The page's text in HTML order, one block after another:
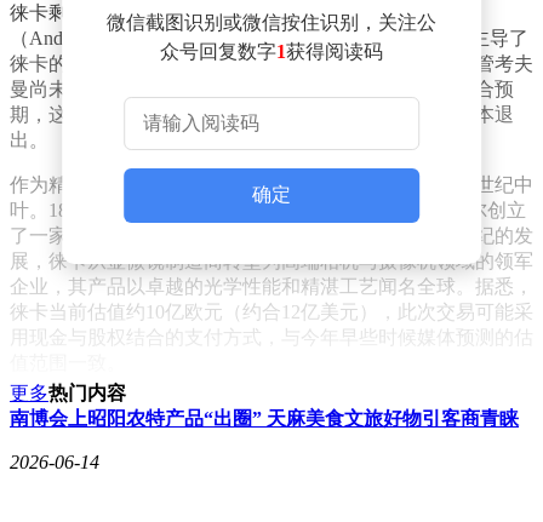
徕卡剩余55%股份由奥地利亿万富翁安德烈亚斯·考夫曼
（Andreas Kaufmann）家族持有。2012年，考夫曼家族主导了
徕卡的私有化进程，继承了这家企业的大部分股权。尽管考夫
曼尚未公开表态出售意向，但内部消息显示，若报价符合预
期，这位执掌徕卡十余年的企业家愿套现离场，实现资本退
出。
作为精密光学领域的标杆品牌，徕卡的历史可追溯至19世纪中
叶。1869年，恩斯特·莱茨（Ernst Leitz）在德国韦茨拉尔创立
了一家显微镜作坊，这便是徕卡的前身。经过一个多世纪的发
展，徕卡从显微镜制造商转型为高端相机与摄像机领域的领军
企业，其产品以卓越的光学性能和精湛工艺闻名全球。据悉，
徕卡当前估值约10亿欧元（约合12亿美元），此次交易可能采
用现金与股权结合的支付方式，与今年早些时候媒体预测的估
徕卡曾于法兰克福证券交易所上市，后因考夫曼家族的私有化
计划退市。若红杉中国成功收购，这家百年企业将再次面临所
有权变更。值得注意的是，红杉中国在高端制造领域的投资布
微信截图识别或微信按住识别，关注公
众号回复数字1获得阅读码
确定
更多热门内容
南博会上昭阳农特产品“出圈” 天麻美食文旅好物引客商青睐
2026-06-14